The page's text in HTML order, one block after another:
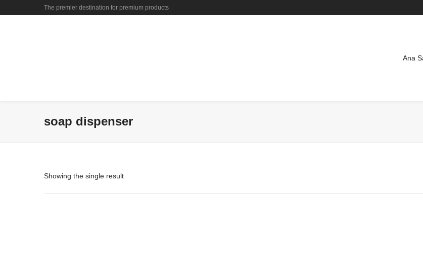
The premier destination for premium products
Ana
soap dispenser
Showing the single result